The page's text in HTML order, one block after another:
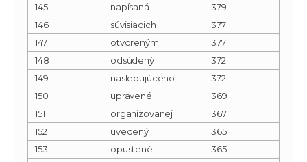
145
napísaná
379
146
súvisiacich
377
147
otvoreným
377
148
odsúdený
372
149
nasledujúceho
372
150
upravené
369
151
organizovanej
367
152
uvedený
365
153
opustené
365